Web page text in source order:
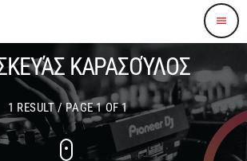
menu
ΚΑΡΑΣΟΎΛΟΣ
1 RESULT / PAGE 1 OF 1